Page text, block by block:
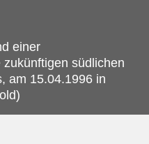
einer
südlichen
am 15.04.1996 in